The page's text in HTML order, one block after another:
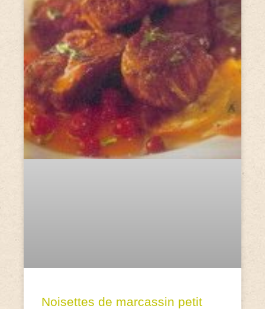
Noisettes de marcassin petit